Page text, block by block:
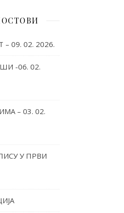
09. 02. 2026.
-06. 02.
– 03. 02.
У ПРВИ